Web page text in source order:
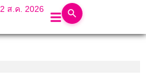
2 ส.ค. 2026